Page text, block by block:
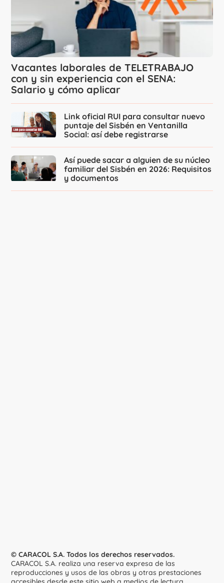
Vacantes laborales de TELETRABAJO
con y sin experiencia con el SENA:
Salario y cómo aplicar
Link oficial RUI para consultar nuevo
puntaje del Sisbén en Ventanilla
Social: así debe registrarse
Así puede sacar a alguien de su núcleo
familiar del Sisbén en 2026: Requisitos
y documentos
© CARACOL S.A. Todos los derechos reservados.
CARACOL S.A. realiza una reserva expresa de las
reproducciones y usos de las obras y otras prestaciones